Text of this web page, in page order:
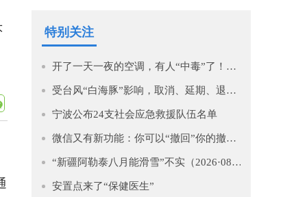
特别关注
开了一天一夜的空调，有人“中毒”了！医生提醒→
受台风“白海豚”影响，取消、延期、退款！
宁波公布24支社会应急救援队伍名单
微信又有新功能：你可以“撤回”你的撤回了！
“新疆阿勒泰八月能滑雪”不实（2026·08·07）
安置点来了“保健医生”